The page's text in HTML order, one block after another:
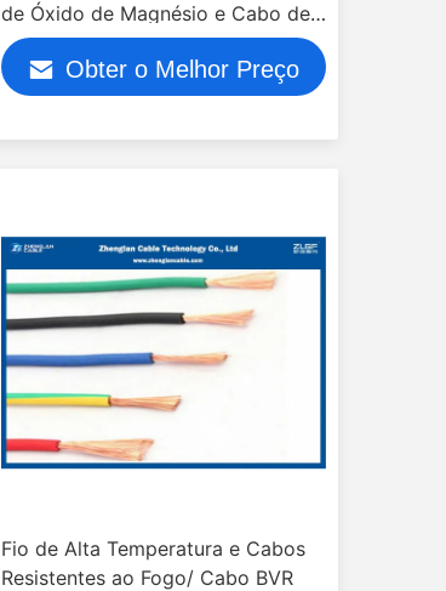
de Óxido de Magnésio e Cabo de
Cobre
Obter o Melhor Preço
Fio de Alta Temperatura e Cabos
Resistentes ao Fogo/ Cabo BVR